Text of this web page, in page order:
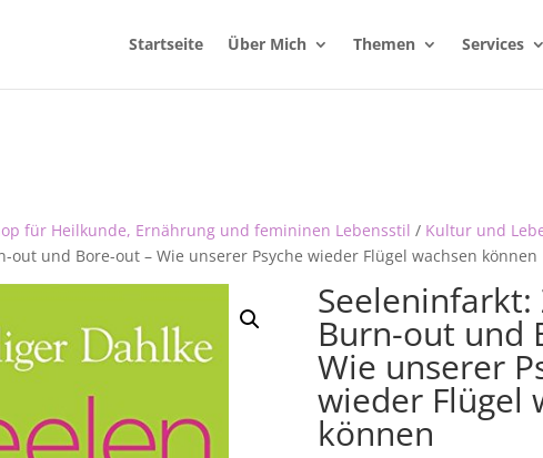
Startseite Über Mich Themen Services
für Heilkunde, Ernährung und femininen Lebensstil / Kultur und
out und Bore-out – Wie unserer Psyche wieder Flügel wachsen können
Seeleninfarkt:
Burn-out und
Wie unserer
wieder Flügel
können